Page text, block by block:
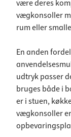
være deres
vægkonsoller
rum eller
En anden
udtryk passer
bruges både i
er i stuen,
vægkonsoller